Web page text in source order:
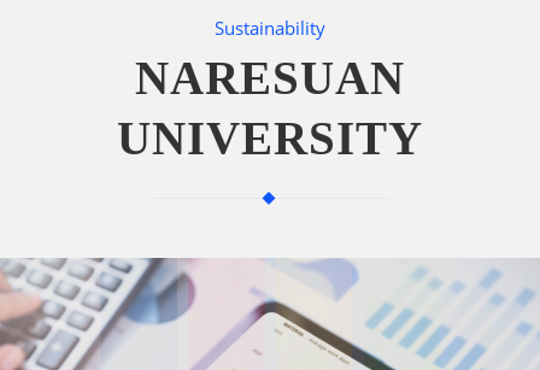
Sustainability
NARESUAN
UNIVERSITY